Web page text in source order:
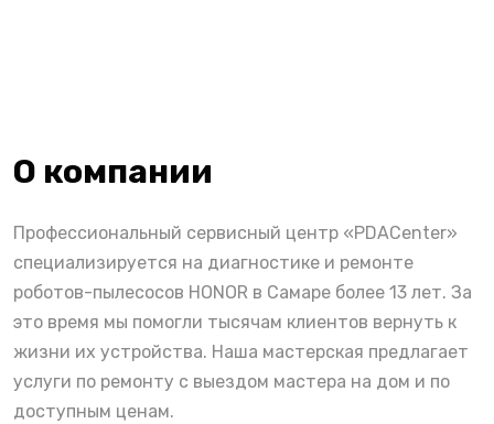
О компании
Профессиональный сервисный центр «PDACenter»
специализируется на диагностике и ремонте
роботов-пылесосов HONOR в Самаре более 13 лет. За
это время мы помогли тысячам клиентов вернуть к
жизни их устройства. Наша мастерская предлагает
услуги по ремонту с выездом мастера на дом и по
доступным ценам.